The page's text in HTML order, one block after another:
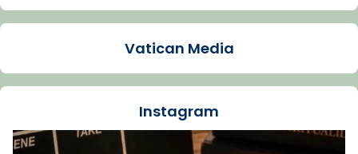
Mons. Sergi Gordo, bisbe de Tortosa, ha
Santes de Mataró.
🔗tinyurl.com/cvu5jmbk
Foto
Vatican Media
Instagram